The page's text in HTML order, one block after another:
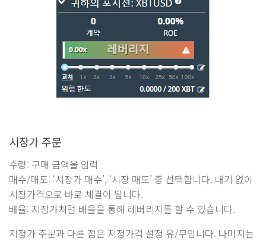
시장가 주문
수량: 구매 금액을 입력
매수/매도: ‘시장가 매수’, ‘시장 매도’ 중 선택합니다. 대기 없이
시장가격으로 바로 체결이 됩니다.
배율: 지정가처럼 배율을 통해 레버리지를 할 수 있습니다.
지정가 주문과 다른 점은 지정가격 설정 유/무입니다. 나머지는